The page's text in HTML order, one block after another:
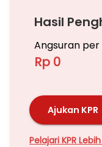
Hasil
Angsuran per
Rp 0
Ajukan KPR
Pelajari KPR